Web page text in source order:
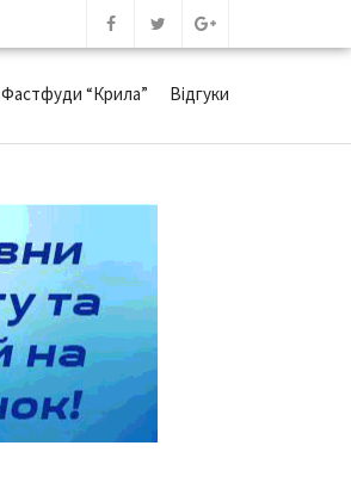
Фастфуди “Крила” Відгуки